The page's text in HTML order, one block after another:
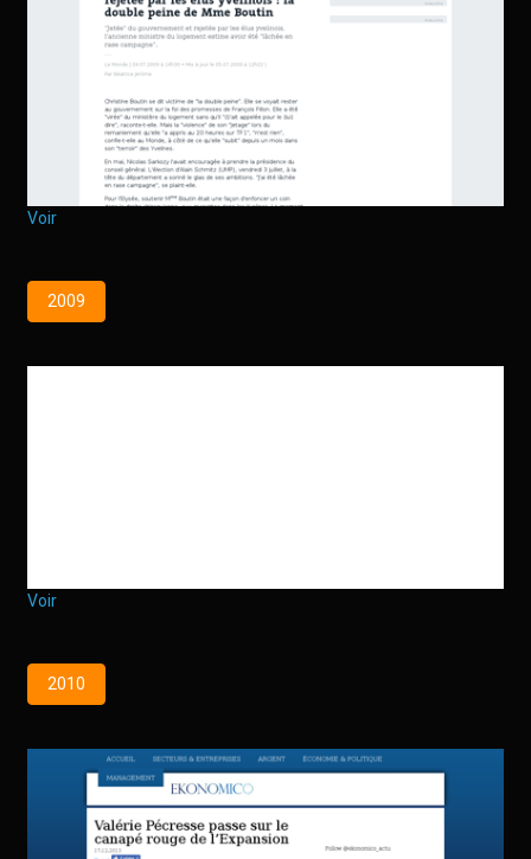
Voir
2009
Voir
2010